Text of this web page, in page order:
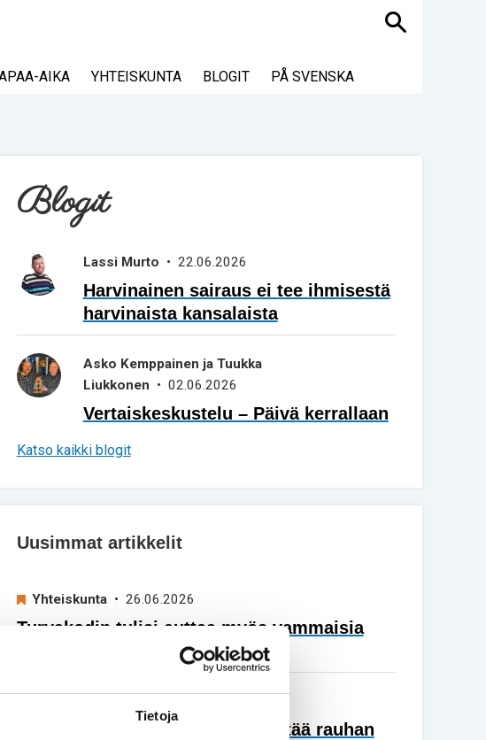
Tietoja
Haku
AIKA YHTEISKUNTA BLOGIT PÅ SVENSKA
Blogit
Lassi Murto • 22.06.2026
Harvinainen sairaus ei tee ihmisestä
harvinaista kansalaista
Asko Kemppainen ja Tuukka
Liukkonen • 02.06.2026
Vertaiskeskustelu – Päivä kerrallaan
Katso kaikki blogit
Uusimmat artikkelit
Yhteiskunta• 26.06.2026
Turvakodin tulisi auttaa myös vammaisia
Luonnossa Harri Venäläinen löytää rauhan